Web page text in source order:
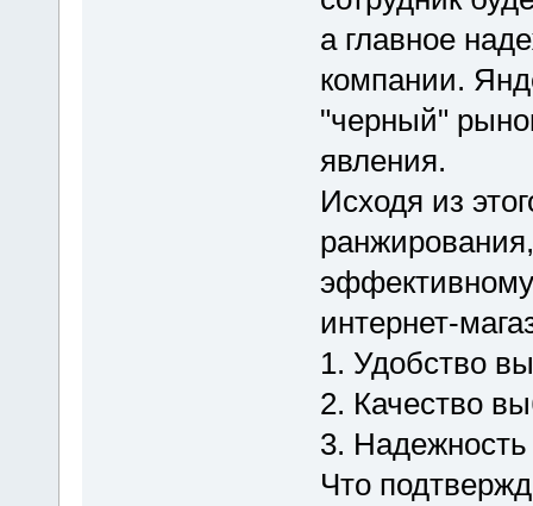
а главное
компании.
"черный"
явления.
Исходя из
интернет-
1. Удобство
2. Качество
3.
Что